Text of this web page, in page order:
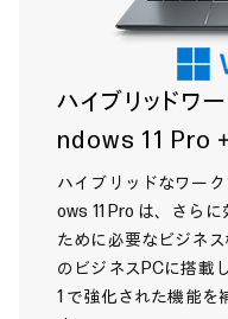
ハイブリッドワ
ndows 11 Pro
ハイブリッドなワー
ows 11 Pro は、さら
ために必要なビジネ
のビジネスPCに搭載
1 で強化された機能を